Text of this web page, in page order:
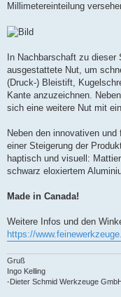
Millimetereinteilung
In Nachbarschaft zu
ausgestattete Nut, um
(Druck-) Bleistift,
Kante anzuzeichnen.
sich eine weitere Nut mit
Neben den innovativen
einer Steigerung der
haptisch und visuell:
schwarz eloxiertem
Made in Canada!
Weitere Infos und den
https://
Gruß
Ingo Kelling
-Dieter Schmid Werkzeuge